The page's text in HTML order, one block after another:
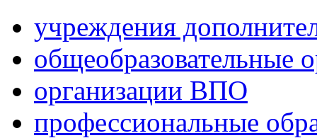
учреждения
общеобразовательные
организации ВПО
профессиональные